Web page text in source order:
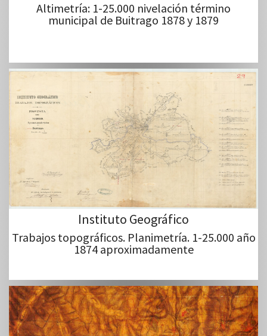
Altimetría: 1-25.000 nivelación término
municipal de Buitrago 1878 y 1879
Instituto Geográfico
Trabajos topográficos. Planimetría. 1-25.000 año
1874 aproximadamente